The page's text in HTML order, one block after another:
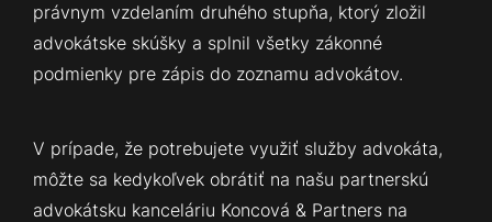
právnym vzdelaním druhého stupňa, ktorý zložil
advokátske skúšky a splnil všetky zákonné
podmienky pre zápis do zoznamu advokátov.
V prípade, že potrebujete využiť služby advokáta,
môžte sa kedykoľvek obrátiť na našu partnerskú
advokátsku kanceláriu Koncová & Partners na